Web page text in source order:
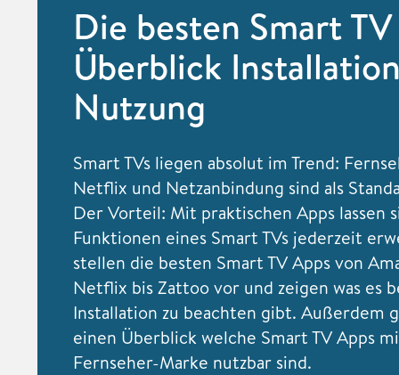
Die besten Smart
Überblick
Nutzung
Smart TVs liegen absolut im Trend:
Netflix und Netzanbindung sind als
Der Vorteil: Mit praktischen Apps lassen
Funktionen eines Smart TVs jederzeit
stellen die besten Smart TV Apps von
Netflix bis Zattoo vor und zeigen was es
Installation zu beachten gibt. Außerdem
einen Überblick welche Smart TV Apps
Fernseher-Marke nutzbar sind.